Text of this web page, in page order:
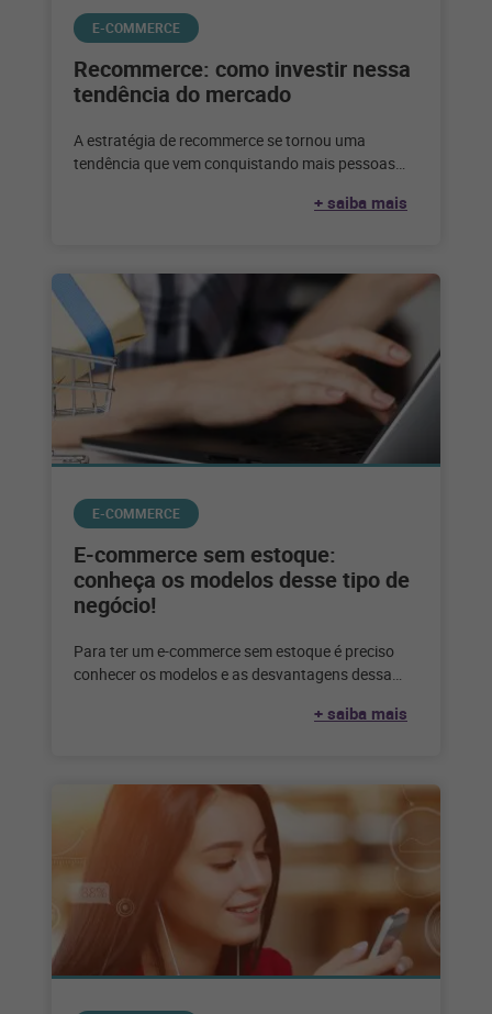
E-COMMERCE
Recommerce: como investir nessa
tendência do mercado
A estratégia de recommerce se tornou uma
tendência que vem conquistando mais pessoas
+ saiba mais
E-COMMERCE
E-commerce sem estoque:
conheça os modelos desse tipo de
negócio!
Para ter um e-commerce sem estoque é preciso
conhecer os modelos e as desvantagens dessa
+ saiba mais